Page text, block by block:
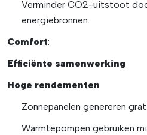
Verminder CO2-uitstoot
energiebronnen.
Comfort:
Efficiënte samenwerking
Hoge rendementen
Zonnepanelen genereren
Warmtepompen gebruiken